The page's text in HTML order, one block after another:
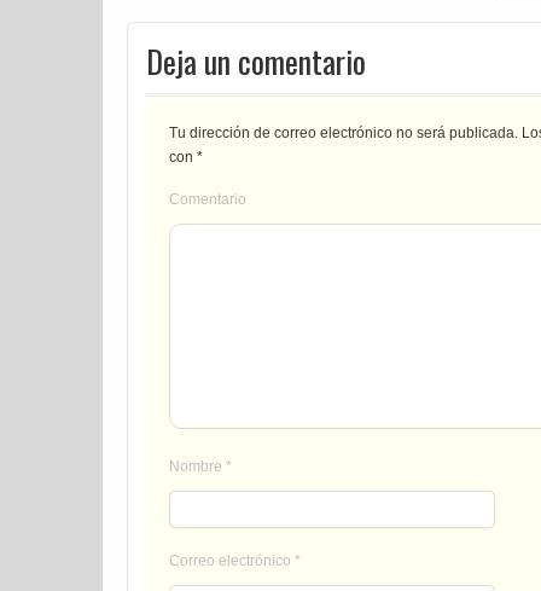
Deja un comentario
Tu dirección de correo electrónico no será publicada.
con *
Comentario
Nombre *
Correo electrónico *